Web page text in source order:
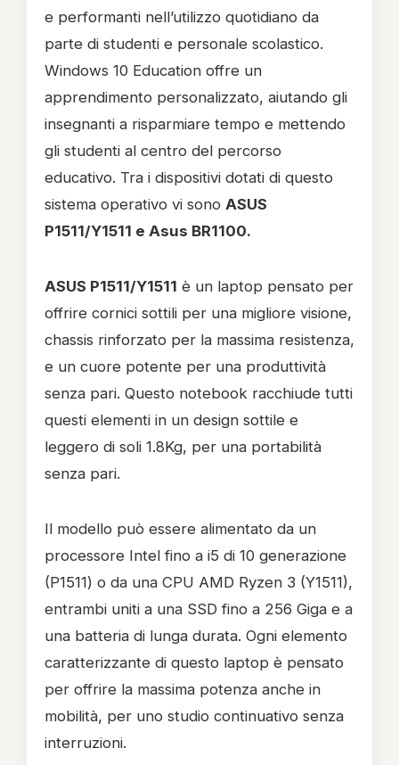
e performanti nell’utilizzo quotidiano da
parte di studenti e personale scolastico.
Windows 10 Education offre un
apprendimento personalizzato, aiutando gli
insegnanti a risparmiare tempo e mettendo
gli studenti al centro del percorso
educativo. Tra i dispositivi dotati di questo
sistema operativo vi sono ASUS
P1511/Y1511 e Asus BR1100.
ASUS P1511/Y1511 è un laptop pensato per
offrire cornici sottili per una migliore visione,
chassis rinforzato per la massima resistenza,
e un cuore potente per una produttività
senza pari. Questo notebook racchiude tutti
questi elementi in un design sottile e
leggero di soli 1.8Kg, per una portabilità
senza pari.
Il modello può essere alimentato da un
processore Intel fino a i5 di 10 generazione
(P1511) o da una CPU AMD Ryzen 3 (Y1511),
entrambi uniti a una SSD fino a 256 Giga e a
una batteria di lunga durata. Ogni elemento
caratterizzante di questo laptop è pensato
per offrire la massima potenza anche in
mobilità, per uno studio continuativo senza
interruzioni.